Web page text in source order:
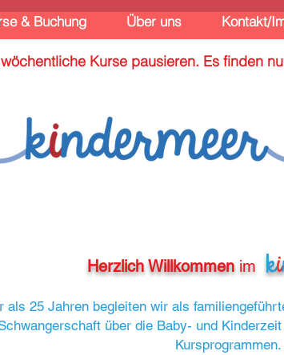
& Buchung Über uns Kontakt/
Kurse pausieren. Es finden
Herzlich Willkommenim ki
als 25 Jahren begleiten wir als
über die Baby- und
Kursprogrammen.